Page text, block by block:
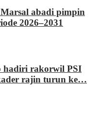
abadi pimpin
2026–2031
hadiri rakorwil PSI
rajin turun ke…